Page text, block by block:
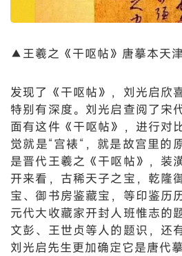
▲王羲之《干呕帖》唐摹本天
发现了《干呕帖》，刘光启欣
特别有深度。刘光启查阅了宋
面有这件《干呕帖》，进行对
觉就是“宫裱“，就是故宫里的
是晋代王羲之《干呕帖》，装
开来看，古稀天子之宝，乾隆
宝、御书房鉴藏宝，等印鉴历
元代大收藏家开封人班惟志的
文彭、王世贞等人的题识，还
刘光启先生更加确定它是唐代摹